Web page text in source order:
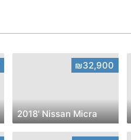
₪32,900
2018' Nissan Micra